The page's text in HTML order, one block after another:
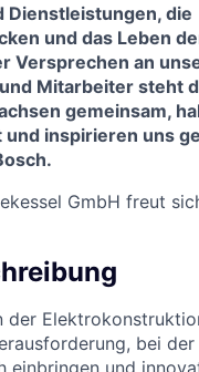
Dienstleistungen, die
und das Leben
Versprechen an
Mitarbeiter steht
gemeinsam,
inspirieren uns
GmbH freut
der
bei
einbringen und